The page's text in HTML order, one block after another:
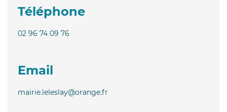
Téléphone
02 96 74 09 76
Email
mairie.leleslay@orange.fr